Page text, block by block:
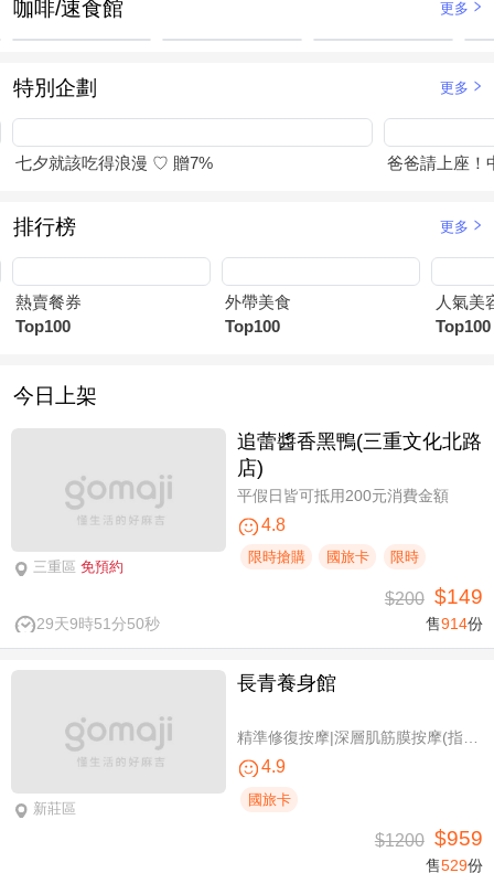
咖啡/速食館 更多
特別企劃 更多
七夕就該吃得浪漫 ♡ 贈7% 爸爸請上座！
排行榜 更多
熱賣餐券
Top100
外帶美食
Top100
人氣美
Top100
今日上架
三重區 免預約
追蕾醬香黑鴨(三重文化北路
店)
平假日皆可抵用200元消費金額
4.8
限時搶購 國旅卡 限時
29天9時51分49秒
$200 $149
售914份
新莊區
長青養身館
4.9
國旅卡
$1200 $959
售529份